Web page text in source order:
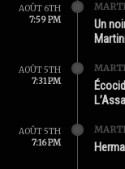
AOÛT 6TH
7:59 PM
Un
AOÛT 5TH
7:31 PM
AOÛT 5TH
7:16 PM